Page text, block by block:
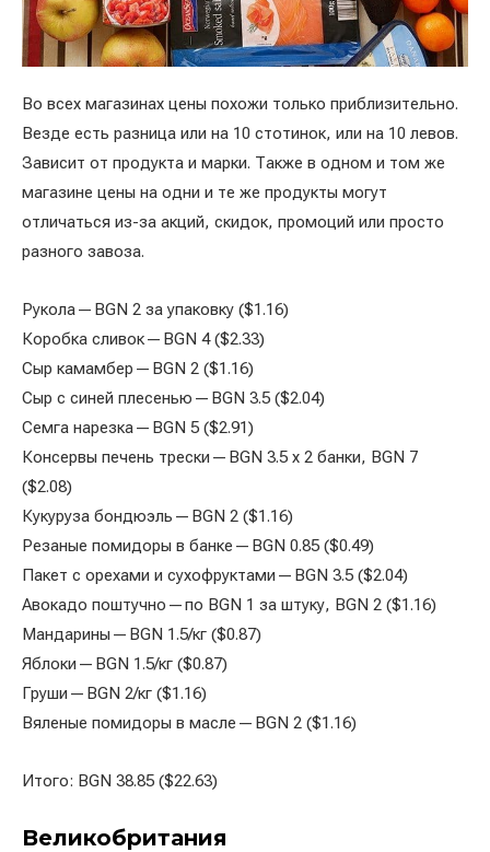
Во всех магазинах цены похожи только приблизительно.
Везде есть разница или на 10 стотинок, или на 10 левов.
Зависит от продукта и марки. Также в одном и том же
магазине цены на одни и те же продукты могут
отличаться из-за акций, скидок, промоций или просто
разного завоза.
Рукола — BGN 2 за упаковку ($1.16)
Коробка сливок — BGN 4 ($2.33)
Сыр камамбер — BGN 2 ($1.16)
Сыр с синей плесенью — BGN 3.5 ($2.04)
Семга нарезка — BGN 5 ($2.91)
Консервы печень трески — BGN 3.5 х 2 банки, BGN 7
($2.08)
Кукуруза бондюэль — BGN 2 ($1.16)
Резаные помидоры в банке — BGN 0.85 ($0.49)
Пакет с орехами и сухофруктами — BGN 3.5 ($2.04)
Авокадо поштучно — по BGN 1 за штуку, BGN 2 ($1.16)
Мандарины — BGN 1.5/кг ($0.87)
Яблоки — BGN 1.5/кг ($0.87)
Груши — BGN 2/кг ($1.16)
Вяленые помидоры в масле — BGN 2 ($1.16)
Итого: BGN 38.85 ($22.63)
Великобритания